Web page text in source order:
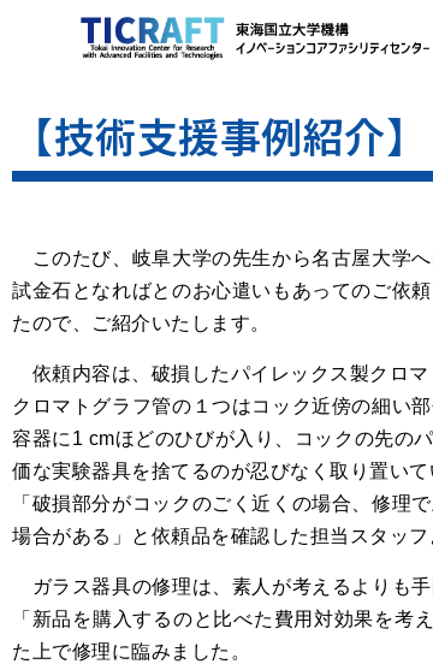
【技術支援事例紹介
このたび、岐阜大学の先生から名古屋大学
試金石となればとのお心遣いもあってのご依
たので、ご紹介いたします。
依頼内容は、破損したパイレックス製クロマ
クロマトグラフ管の１つはコック近傍の細い
容器に1 cmほどのひびが入り、コックの先の
価な実験器具を捨てるのが忍びなく取り置いて
「破損部分がコックのごく近くの場合、修理
場合がある」と依頼品を確認した担当スタッフ
ガラス器具の修理は、素人が考えるよりも
「新品を購入するのと比べた費用対効果を
た上で修理に臨みました。